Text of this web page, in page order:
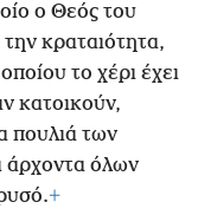
ο Θεός του
την κραταιότητα,
το χέρι έχει
κατοικούν,
πουλιά των
άρχοντα όλων
+